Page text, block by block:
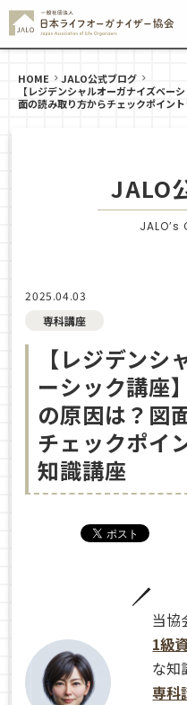
HOME
JALO公式ブログ
【レジデンシャルオーガナイズベー
面の読み取り方からチェックポイン
JALO
2025.04.03
専科講座
【レジデンシ
ーシック講座
の原因は？図
チェックポイ
知識講座
当協
1級
な知
専科